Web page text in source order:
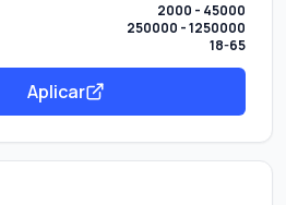
2000 - 45000
250000 - 1250000
18-65
Aplicar